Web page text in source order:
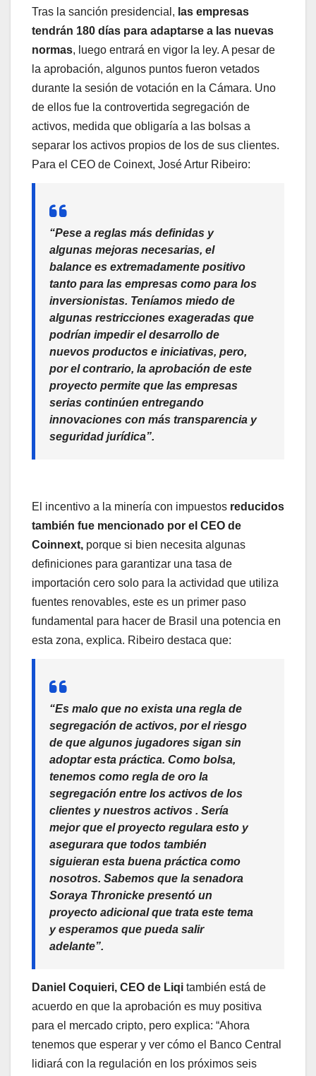
Tras la sanción presidencial, las empresas
tendrán 180 días para adaptarse a las nuevas
normas, luego entrará en vigor la ley. A pesar de
la aprobación, algunos puntos fueron vetados
durante la sesión de votación en la Cámara. Uno
de ellos fue la controvertida segregación de
activos, medida que obligaría a las bolsas a
separar los activos propios de los de sus clientes.
Para el CEO de Coinext, José Artur Ribeiro:
“Pese a reglas más definidas y
algunas mejoras necesarias, el
balance es extremadamente positivo
tanto para las empresas como para los
inversionistas. Teníamos miedo de
algunas restricciones exageradas que
podrían impedir el desarrollo de
nuevos productos e iniciativas, pero,
por el contrario, la aprobación de este
proyecto permite que las empresas
serias continúen entregando
innovaciones con más transparencia y
seguridad jurídica”.
El incentivo a la minería con impuestos reducidos
también fue mencionado por el CEO de
Coinnext, porque si bien necesita algunas
definiciones para garantizar una tasa de
importación cero solo para la actividad que utiliza
fuentes renovables, este es un primer paso
fundamental para hacer de Brasil una potencia en
esta zona, explica. Ribeiro destaca que:
“Es malo que no exista una regla de
segregación de activos, por el riesgo
de que algunos jugadores sigan sin
adoptar esta práctica. Como bolsa,
tenemos como regla de oro la
segregación entre los activos de los
clientes y nuestros activos . Sería
mejor que el proyecto regulara esto y
asegurara que todos también
siguieran esta buena práctica como
nosotros. Sabemos que la senadora
Soraya Thronicke presentó un
proyecto adicional que trata este tema
y esperamos que pueda salir
adelante”.
Daniel Coquieri, CEO de Liqi también está de
acuerdo en que la aprobación es muy positiva
para el mercado cripto, pero explica: “Ahora
tenemos que esperar y ver cómo el Banco Central
lidiará con la regulación en los próximos seis